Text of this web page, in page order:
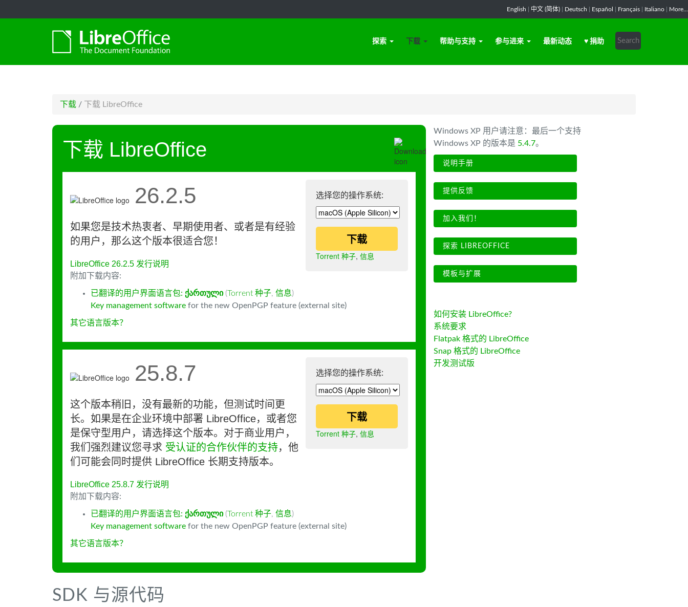
English 中文 (简体) Deutsch Español Français Italiano More...
探索 下载 帮助与支持 参与进来 最新动态 ♥ 捐助
下载 / 下载 LibreOffice
下载 LibreOffice
选择您的操作系统:
下载
Torrent 种子, 信息
26.2.5
如果您是技术热衷者、早期使用者、或者是有经验
的用户，那么这个版本很适合您！
LibreOffice 26.2.5 发行说明
附加下载内容:
已翻译的用户界面语言包: ქართული (Torrent 种子, 信息)
Key management software for the new OpenPGP feature (external site)
其它语言版本？
选择您的操作系统:
下载
Torrent 种子, 信息
25.8.7
这个版本稍旧，没有最新的功能，但测试时间更
长。如果是在企业环境中部署 LibreOffice，或者您
是保守型用户，请选择这个版本。对于商业用户，
我们强烈建议您寻求 受认证的合作伙伴的支持，他
们可能会同时提供 LibreOffice 长期支持版本。
LibreOffice 25.8.7 发行说明
附加下载内容:
已翻译的用户界面语言包: ქართული (Torrent 种子, 信息)
Key management software for the new OpenPGP feature (external site)
其它语言版本？
SDK 与源代码
Windows XP 用户请注意：最后一个支持
Windows XP 的版本是 5.4.7。
说明手册
提供反馈
加入我们！
探索 LIBREOFFICE
模板与扩展
如何安装 LibreOffice?
系统要求
Flatpak 格式的 LibreOffice
Snap 格式的 LibreOffice
开发测试版